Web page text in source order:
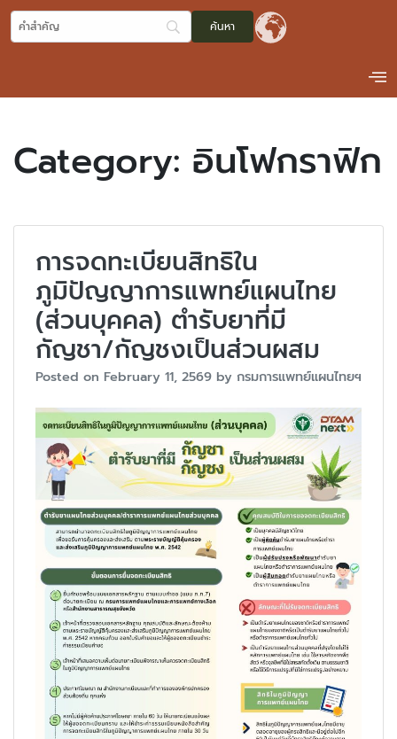
Category: อินโฟกราฟิก
การจดทะเบียนสิทธิใน
ภูมิปัญญาการแพทย์แผนไทย
(ส่วนบุคคล) ตำรับยาที่มี
กัญชา/กัญชงเป็นส่วนผสม
Posted on February 11, 2569 by กรมการแพทย์แผนไทยฯ